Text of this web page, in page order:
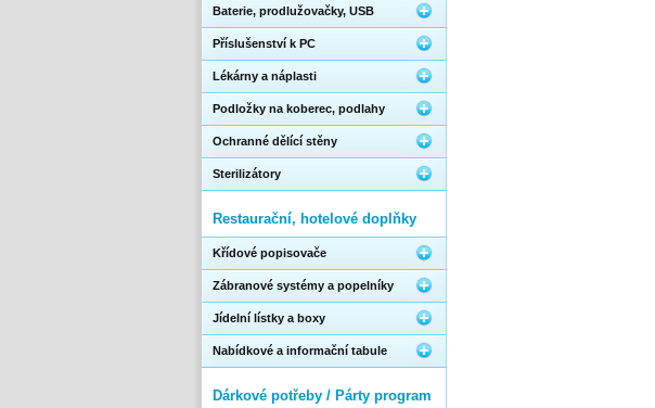
Baterie, prodlužovačky, USB
Příslušenství k PC
Lékárny a náplasti
Podložky na koberec, podlahy
Ochranné dělící stěny
Sterilizátory
Restaurační, hotelové doplňky
Křídové popisovače
Zábranové systémy a popelníky
Jídelní lístky a boxy
Nabídkové a informační tabule
Dárkové potřeby / Párty program